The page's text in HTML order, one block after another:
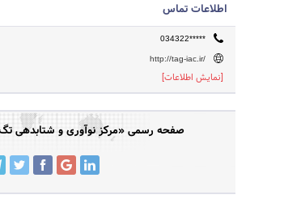
اطلاعات تماس
034322*****
http://tag-iac.ir/
[نمایش اطلاعات]
صفحه رسمی «مرکز نوآوری و شتابدهی